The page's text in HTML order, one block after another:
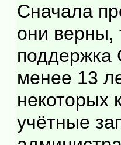
Сначала
они верны,
поддержка
менее 13
некоторых
учётные